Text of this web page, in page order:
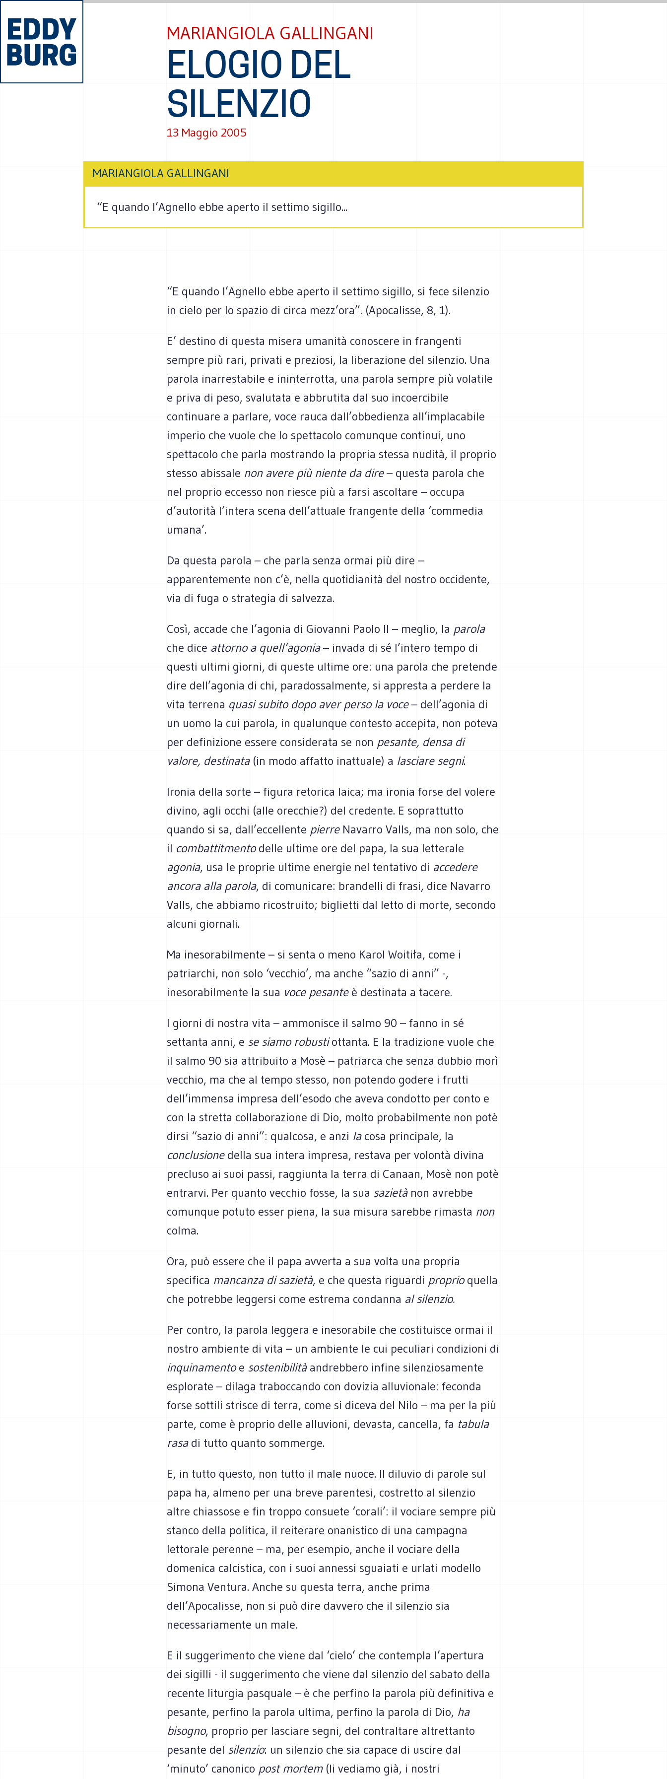
MARIANGIOLA GALLINGANI
ELOGIO DEL
SILENZIO
13 Maggio 2005
MARIANGIOLA GALLINGANI
“E quando l’Agnello ebbe aperto il settimo sigillo...
“E quando l’Agnello ebbe aperto il settimo sigillo, si fece silenzio
in cielo per lo spazio di circa mezz’ora”. (Apocalisse, 8, 1).
E’ destino di questa misera umanità conoscere in frangenti
sempre più rari, privati e preziosi, la liberazione del silenzio. Una
parola inarrestabile e ininterrotta, una parola sempre più volatile
e priva di peso, svalutata e abbrutita dal suo incoercibile
continuare a parlare, voce rauca dall’obbedienza all’implacabile
imperio che vuole che lo spettacolo comunque continui, uno
spettacolo che parla mostrando la propria stessa nudità, il proprio
stesso abissale non avere più niente da dire– questa parola che
nel proprio eccesso non riesce più a farsi ascoltare – occupa
d’autorità l’intera scena dell’attuale frangente della ‘commedia
umana’.
Da questa parola – che parla senza ormai più dire –
apparentemente non c’è, nella quotidianità del nostro occidente,
via di fuga o strategia di salvezza.
Così, accade che l’agonia di Giovanni Paolo II – meglio, la parola
che dice attorno a quell’agonia– invada di sé l’intero tempo di
questi ultimi giorni, di queste ultime ore: una parola che pretende
dire dell’agonia di chi, paradossalmente, si appresta a perdere la
vita terrena quasi subito dopo aver perso la voce– dell’agonia di
un uomo la cui parola, in qualunque contesto accepita, non poteva
per definizione essere considerata se non pesante, densa di
valore, destinata (in modo affatto inattuale) a lasciare segni.
Ironia della sorte – figura retorica laica; ma ironia forse del volere
divino, agli occhi (alle orecchie?) del credente. E soprattutto
quando si sa, dall’eccellente pierreNavarro Valls, ma non solo, che
il combattitmentodelle ultime ore del papa, la sua letterale
agonia, usa le proprie ultime energie nel tentativo di accedere
ancora alla parola, di comunicare: brandelli di frasi, dice Navarro
Valls, che abbiamo ricostruito; biglietti dal letto di morte, secondo
alcuni giornali.
Ma inesorabilmente – si senta o meno Karol Woitiła, come i
patriarchi, non solo ‘vecchio’, ma anche “sazio di anni” -,
inesorabilmente la sua voce pesanteè destinata a tacere.
I giorni di nostra vita – ammonisce il salmo 90 – fanno in sé
settanta anni, e se siamo robustiottanta. E la tradizione vuole che
il salmo 90 sia attribuito a Mosè – patriarca che senza dubbio morì
vecchio, ma che al tempo stesso, non potendo godere i frutti
dell’immensa impresa dell’esodo che aveva condotto per conto e
con la stretta collaborazione di Dio, molto probabilmente non potè
dirsi “sazio di anni”: qualcosa, e anzi lacosa principale, la
conclusionedella sua intera impresa, restava per volontà divina
precluso ai suoi passi, raggiunta la terra di Canaan, Mosè non potè
entrarvi. Per quanto vecchio fosse, la sua sazietànon avrebbe
comunque potuto esser piena, la sua misura sarebbe rimasta non
colma.
Ora, può essere che il papa avverta a sua volta una propria
specifica mancanza di sazietà, e che questa riguardi proprioquella
che potrebbe leggersi come estrema condanna al silenzio.
Per contro, la parola leggera e inesorabile che costituisce ormai il
nostro ambiente di vita – un ambiente le cui peculiari condizioni di
inquinamentoe sostenibilitàandrebbero infine silenziosamente
esplorate – dilaga traboccando con dovizia alluvionale: feconda
forse sottili strisce di terra, come si diceva del Nilo – ma per la più
parte, come è proprio delle alluvioni, devasta, cancella, fa tabula
rasadi tutto quanto sommerge.
E, in tutto questo, non tutto il male nuoce. Il diluvio di parole sul
papa ha, almeno per una breve parentesi, costretto al silenzio
altre chiassose e fin troppo consuete ‘corali’: il vociare sempre più
stanco della politica, il reiterare onanistico di una campagna
lettorale perenne – ma, per esempio, anche il vociare della
domenica calcistica, con i suoi annessi sguaiati e urlati modello
Simona Ventura. Anche su questa terra, anche prima
dell’Apocalisse, non si può dire davvero che il silenzio sia
necessariamente un male.
E il suggerimento che viene dal ‘cielo’ che contempla l’apertura
dei sigilli - il suggerimento che viene dal silenzio del sabato della
recente liturgia pasquale – è che perfino la parola più definitiva e
pesante, perfino la parola ultima, perfino la parola di Dio, ha
bisogno, proprio per lasciare segni, del contraltare altrettanto
pesante del silenzio: un silenzio che sia capace di uscire dal
‘minuto’ canonico post mortem(li vediamo già, i nostri